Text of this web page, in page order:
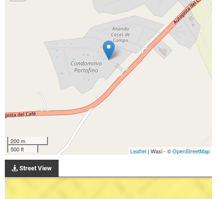
200 m
500 ft
Leaflet | Wasi - ©OpenStreetMap
Street View